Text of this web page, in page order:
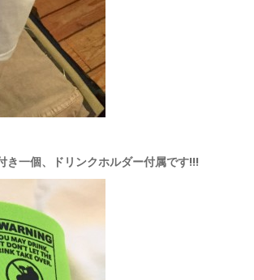
一個、ドリンクホルダー付属です!!!